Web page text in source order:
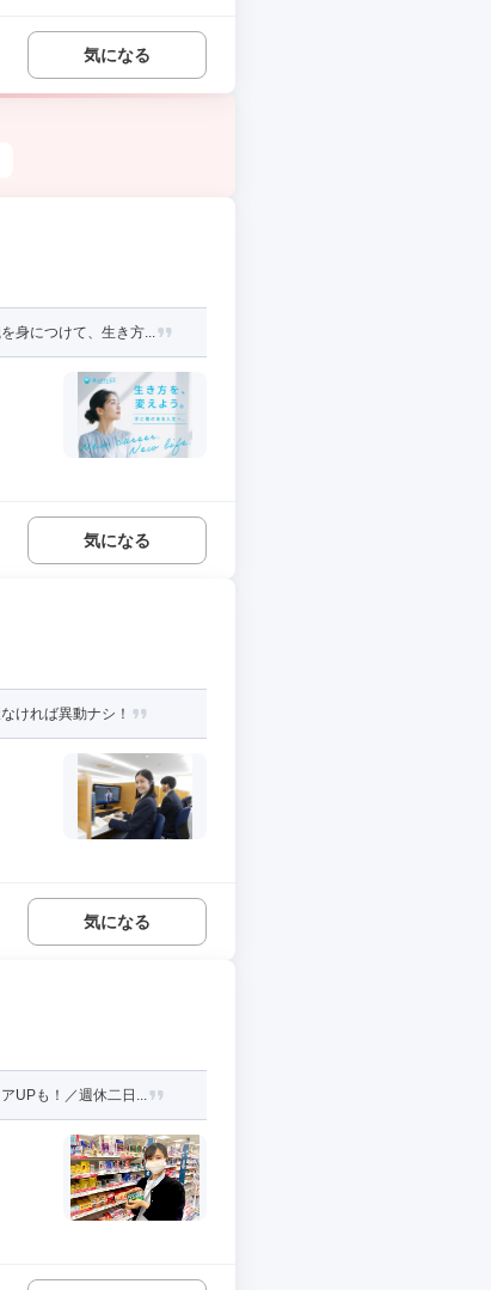
気になる
身につけて、生き方...
気になる
ければ異動ナシ！
気になる
UPも！／週休二日...